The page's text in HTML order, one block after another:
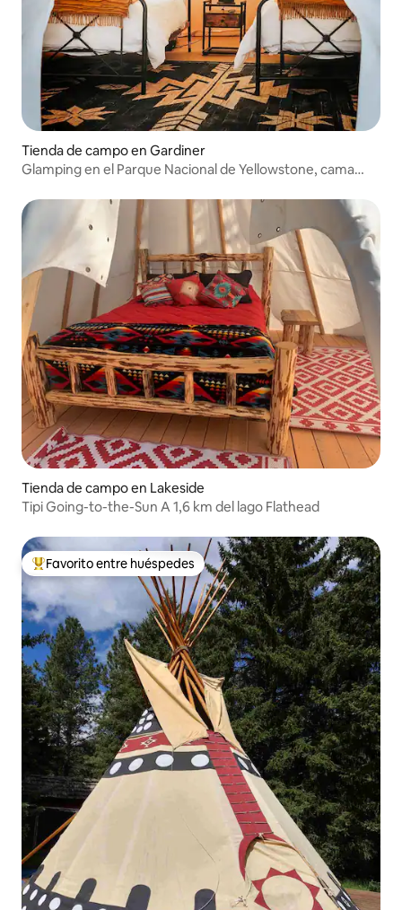
Tienda de campo en Gardiner
Glamping en el Parque Nacional de Yellowstone, cama
Tienda de campo en Lakeside
Tipi Going-to-the-Sun A 1,6 km del lago Flathead
Favorito entre huéspedes preferido
Favorito entre huéspedes